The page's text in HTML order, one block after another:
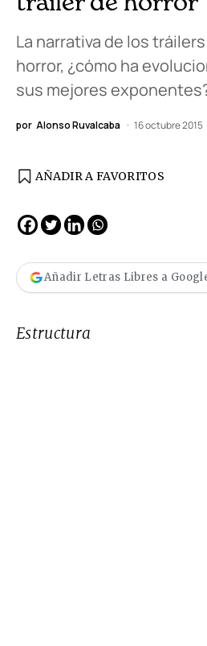
La narrativa de los
horror, ¿cómo ha
sus mejores
por Alonso Ruvalcaba 16 octubre 2015
AÑADIR A FAVORITOS
Añadir Letras Libres a
Estructura